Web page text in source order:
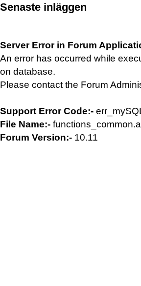
Senaste inläggen
Server Error in Forum
An error has occurred while
on database.
Please contact the Forum
Support Error Code:-
File Name:-
Forum Version:- 10.11